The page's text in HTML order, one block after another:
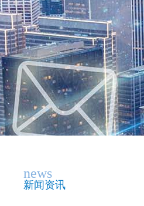
news
新闻资讯